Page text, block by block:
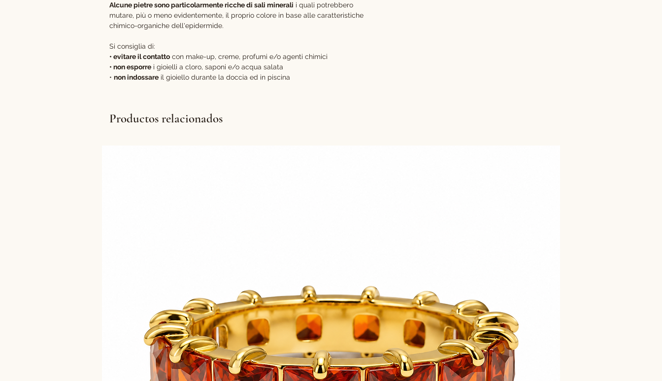
Alcune pietre sono particolarmente ricche di sali minerali i quali potrebbero
mutare, più o meno evidentemente, il proprio colore in base alle caratteristiche
chimico-organiche dell'epidermide.
Si consiglia di:
• evitare il contatto con make-up, creme, profumi e/o agenti chimici
• non esporre i gioielli a cloro, saponi e/o acqua salata
• non indossare il gioiello durante la doccia ed in piscina
Productos relacionados